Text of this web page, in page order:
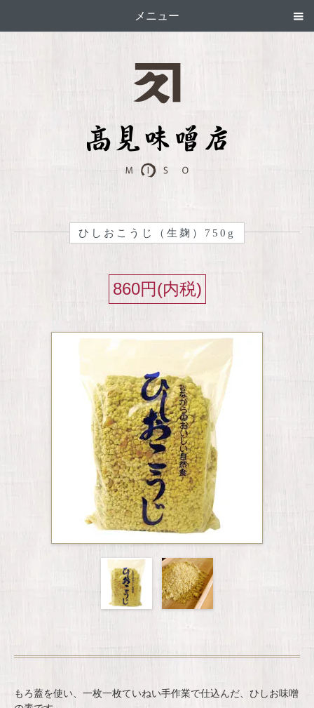
メニュー
ひしおこうじ（生麹）750g
860円(内税)
もろ蓋を使い、一枚一枚ていねい手作業で仕込んだ、ひしお味噌